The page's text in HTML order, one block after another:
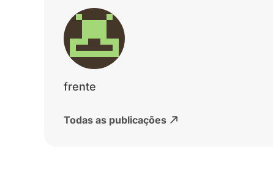
frente
Todas as publicações